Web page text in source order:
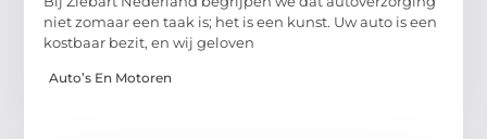
niet zomaar een taak is; het is een kunst. Uw auto is een
kostbaar bezit, en wij geloven
Auto’s En Motoren